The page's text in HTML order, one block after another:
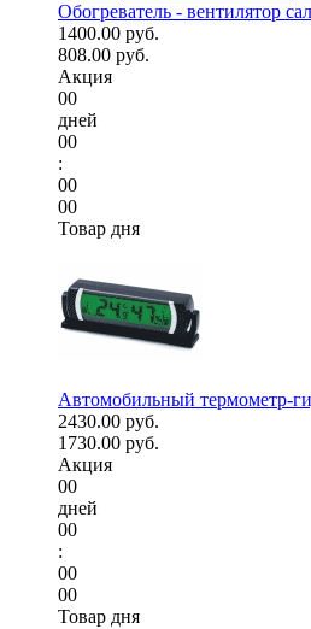
Обогреватель - вентилятор
1400.00 руб.
808.00 руб.
Акция
00
дней
00
:
00
00
Товар дня
Автомобильный термометр-
2430.00 руб.
1730.00 руб.
Акция
00
дней
00
:
00
00
Товар дня